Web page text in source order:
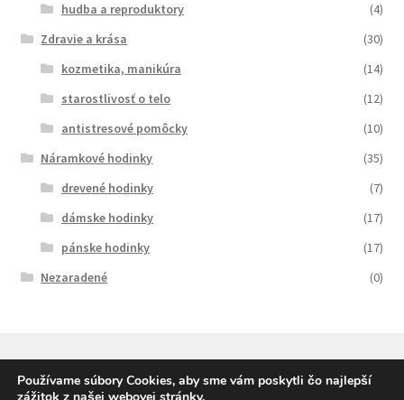
hudba a reproduktory
(4)
Zdravie a krása
(30)
kozmetika, manikúra
(14)
starostlivosť o telo
(12)
antistresové pomôcky
(10)
Náramkové hodinky
(35)
drevené hodinky
(7)
dámske hodinky
(17)
pánske hodinky
(17)
Nezaradené
(0)
Používame súbory Cookies, aby sme vám poskytli čo najlepší